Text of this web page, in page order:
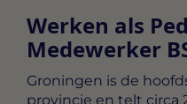
Werken als
Medewerker
Groningen is de
provincie en telt circa